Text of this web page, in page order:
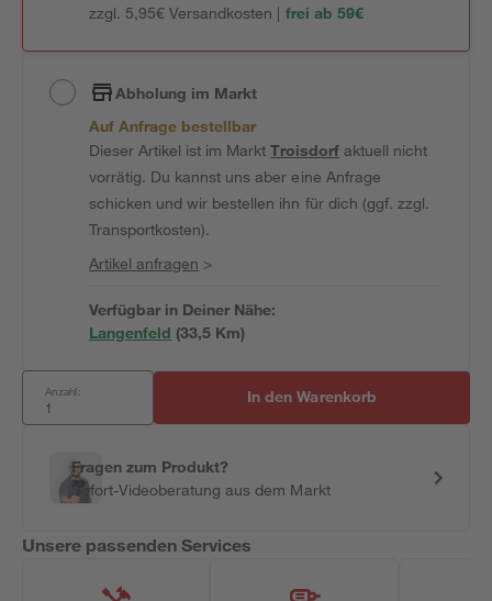
zzgl. 5,95€ Versandkosten | frei ab 59€
Abholung im Markt
Auf Anfrage bestellbar
Dieser Artikel ist im MarktTroisdorfaktuell nicht
vorrätig. Du kannst uns aber eine Anfrage
schicken und wir bestellen ihn für dich (ggf. zzgl.
Transportkosten).
Artikel anfragen >
Verfügbar in Deiner Nähe:
Langenfeld (33,5 Km)
Anzahl: In den Warenkorb
Fragen zum Produkt?
Sofort-Videoberatung aus dem Markt
Unsere passenden Services